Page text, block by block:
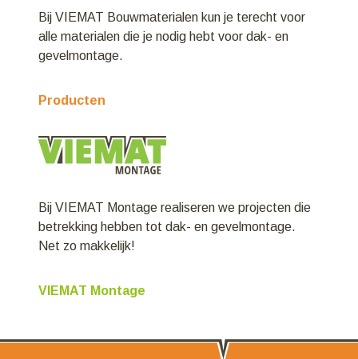
Bij VIEMAT Bouwmaterialen kun je terecht voor
alle materialen die je nodig hebt voor dak- en
gevelmontage.
Producten
Bij VIEMAT Montage realiseren we projecten die
betrekking hebben tot dak- en gevelmontage.
Net zo makkelijk!
VIEMAT Montage